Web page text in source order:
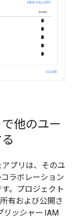
他のユー
プリは、そのユ
ラボレーション
。プロジェクト
有および公開さ
リッシャー IAM